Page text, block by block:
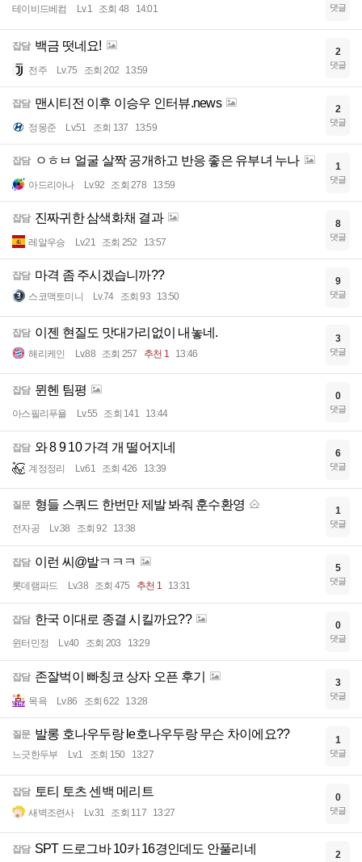
테이비드베컴 Lv.1 조회 48 14:01 댓글
잡담 백금 떳네요!
전주 Lv.75 조회 202 13:59
2
댓글
잡담 맨시티전 이후 이승우 인터뷰.news
정몽준 Lv.51 조회 137 13:59
2
댓글
잡담 ㅇㅎㅂ 얼굴 살짝 공개하고 반응 좋은 유부녀 누나
아드리아나 Lv.92 조회 278 13:59
1
댓글
잡담 진짜귀한 삼색화채 결과
레알우승 Lv.21 조회 252 13:57
8
댓글
잡담 마격 좀 주시겠습니까??
스코맥토미니 Lv.74 조회 93 13:50
9
댓글
잡담 이젠 현질도 맛대가리없이 내놓네.
해리케인 Lv.88 조회 257 추천 1 13:46
3
댓글
잡담 뮌헨 팀평
아스필리푸욜 Lv.55 조회 141 13:44
0
댓글
잡담 와 8 9 10 가격 개 떨어지네
계정정리 Lv.61 조회 426 13:39
6
댓글
질문 형들 스쿼드 한번만 제발 봐줘 훈수환영
전자공 Lv.38 조회 92 13:38
1
댓글
잡담 이런 씨@발ㅋㅋㅋ
롯데램파드 Lv.38 조회 475 추천 1 13:31
5
댓글
잡담 한국 이대로 종결 시킬까요??
윈터민정 Lv.40 조회 203 13:29
0
댓글
잡담 존잘벅이 빠칭코 상자 오픈 후기
목욕 Lv.86 조회 622 13:28
3
댓글
질문 발롱 호나우두랑 le호나우두랑 무슨 차이에요??
느긋한두부 Lv.1 조회 150 13:27
1
댓글
잡담 토티 토츠 센백 메리트
새벽조련사 Lv.31 조회 117 13:27
0
댓글
잡담 SPT 드로그바 10카 16경인데도 안풀리네 2